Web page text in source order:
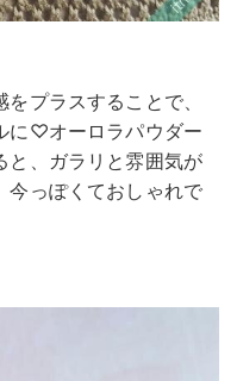
プラスすることで、
に♡オーロラパウダー
と、ガラリと雰囲気が
今っぽくておしゃれで